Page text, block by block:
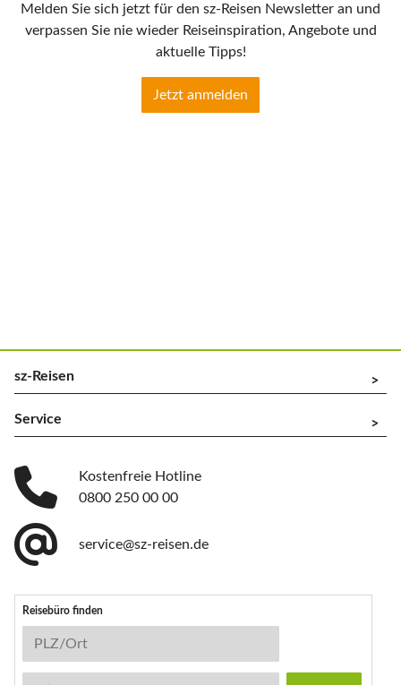
Melden Sie sich jetzt für den sz-Reisen Newsletter an und
verpassen Sie nie wieder Reiseinspiration, Angebote und
aktuelle Tipps!
Jetzt anmelden
sz-Reisen ^
Service ^
Kostenfreie Hotline
0800 250 00 00
service@sz-reisen.de
Reisebüro finden
Reisebüro-Suche
PLZ/Ort